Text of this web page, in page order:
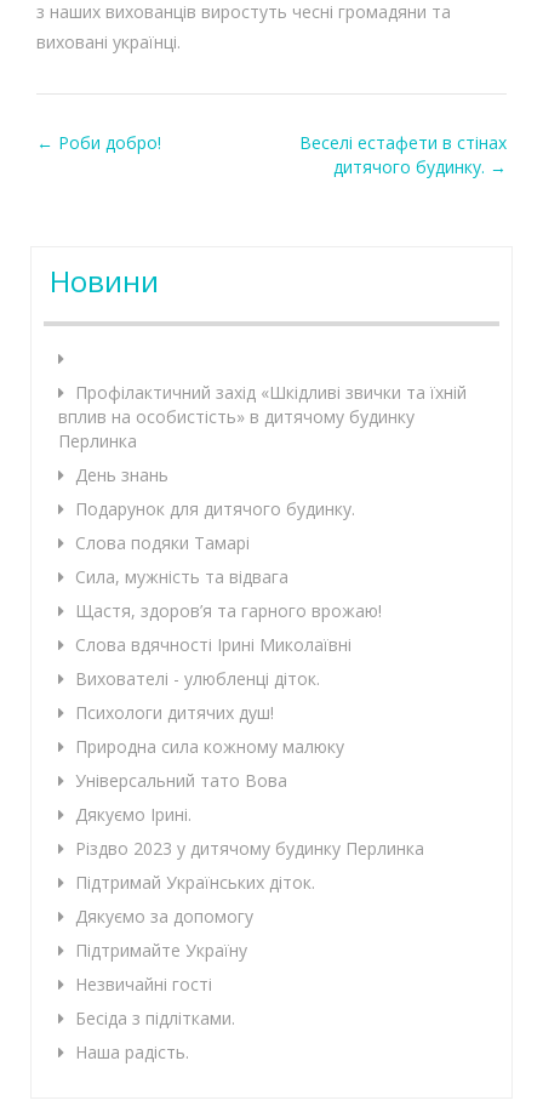
з наших вихованців виростуть чесні громадяни та
виховані українці.
← Роби добро!
Веселі естафети в стінах
дитячого будинку. →
Новини
Профілактичний захід «Шкідливі звички та їхній
вплив на особистість» в дитячому будинку
Перлинка
День знань
Подарунок для дитячого будинку.
Слова подяки Тамарі
Сила, мужність та відвага
Щастя, здоров’я та гарного врожаю!
Слова вдячності Ірині Миколаївні
Вихователі - улюбленці діток.
Психологи дитячих душ!
Природна сила кожному малюку
Універсальний тато Вова
Дякуємо Ірині.
Різдво 2023 у дитячому будинку Перлинка
Підтримай Українських діток.
Дякуємо за допомогу
Підтримайте Україну
Незвичайні гості
Бесіда з підлітками.
Наша радість.